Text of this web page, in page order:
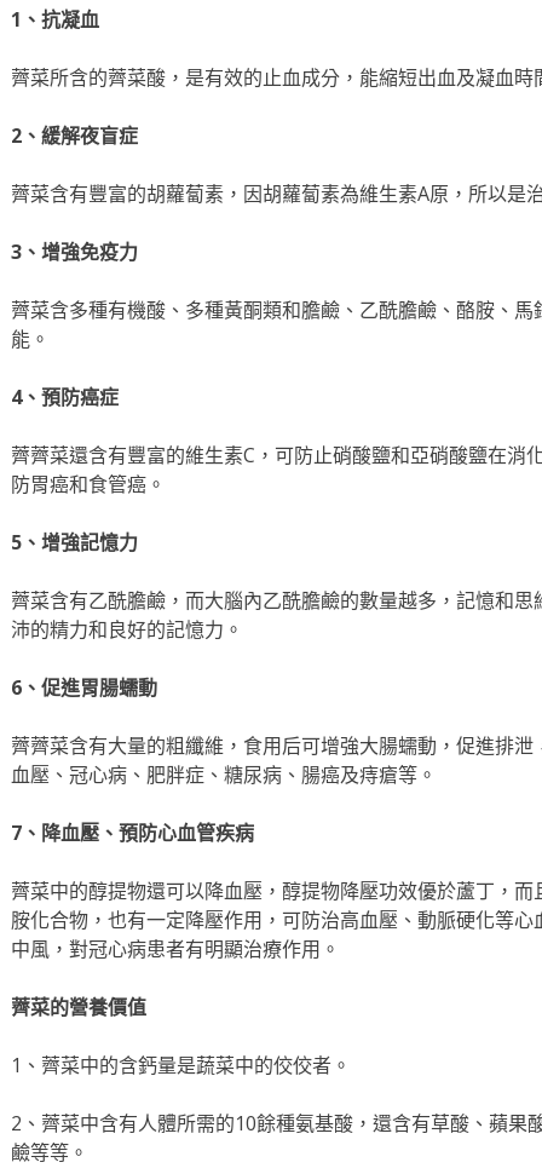
1、抗凝血
薺菜所含的薺菜酸，是有效的止血成分，能縮短出血及凝血時
2、緩解夜盲症
薺菜含有豐富的胡蘿蔔素，因胡蘿蔔素為維生素A原，所以是
3、增強免疫力
薺菜含多種有機酸、多種黃酮類和膽鹼、乙酰膽鹼、酪胺、
能。
4、預防癌症
薺薺菜還含有豐富的維生素C，可防止硝酸鹽和亞硝酸鹽在消
防胃癌和食管癌。
5、增強記憶力
薺菜含有乙酰膽鹼，而大腦內乙酰膽鹼的數量越多，記憶和
沛的精力和良好的記憶力。
6、促進胃腸蠕動
薺薺菜含有大量的粗纖維，食用后可增強大腸蠕動，促進排
血壓、冠心病、肥胖症、糖尿病、腸癌及痔瘡等。
7、降血壓、預防心血管疾病
薺菜中的醇提物還可以降血壓，醇提物降壓功效優於蘆丁，
胺化合物，也有一定降壓作用，可防治高血壓、動脈硬化等
中風，對冠心病患者有明顯治療作用。
薺菜的營養價值
1、薺菜中的含鈣量是蔬菜中的佼佼者。
2、薺菜中含有人體所需的10餘種氨基酸，還含有草酸、蘋果
鹼等等。